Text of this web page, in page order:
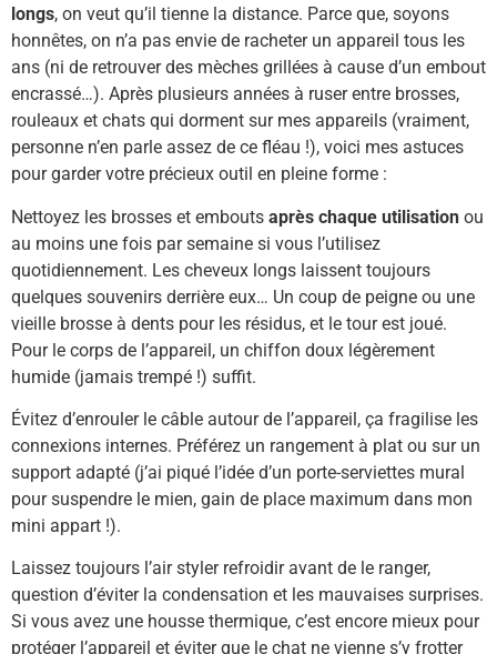
longs, on veut qu’il tienne la distance. Parce que, soyons
honnêtes, on n’a pas envie de racheter un appareil tous les
ans (ni de retrouver des mèches grillées à cause d’un embout
encrassé…). Après plusieurs années à ruser entre brosses,
rouleaux et chats qui dorment sur mes appareils (vraiment,
personne n’en parle assez de ce fléau !), voici mes astuces
pour garder votre précieux outil en pleine forme :
Nettoyez les brosses et embouts après chaque utilisation ou
au moins une fois par semaine si vous l’utilisez
quotidiennement. Les cheveux longs laissent toujours
quelques souvenirs derrière eux… Un coup de peigne ou une
vieille brosse à dents pour les résidus, et le tour est joué.
Pour le corps de l’appareil, un chiffon doux légèrement
humide (jamais trempé !) suffit.
Évitez d’enrouler le câble autour de l’appareil, ça fragilise les
connexions internes. Préférez un rangement à plat ou sur un
support adapté (j’ai piqué l’idée d’un porte-serviettes mural
pour suspendre le mien, gain de place maximum dans mon
mini appart !).
Laissez toujours l’air styler refroidir avant de le ranger,
question d’éviter la condensation et les mauvaises surprises.
Si vous avez une housse thermique, c’est encore mieux pour
protéger l’appareil et éviter que le chat ne vienne s’y frotter